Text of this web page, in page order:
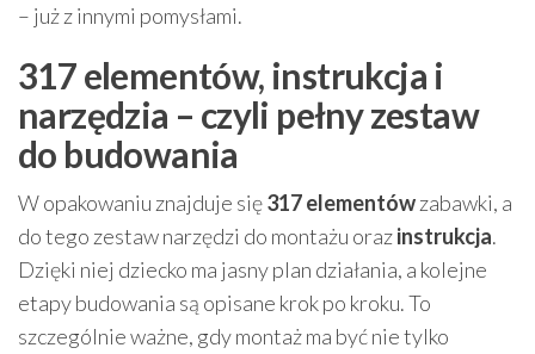
– już z innymi pomysłami.
317 elementów, instrukcja i
narzędzia – czyli pełny zestaw
do budowania
W opakowaniu znajduje się317 elementówzabawki, a
do tego zestaw narzędzi do montażu orazinstrukcja.
Dzięki niej dziecko ma jasny plan działania, a kolejne
etapy budowania są opisane krok po kroku. To
szczególnie ważne, gdy montaż ma być nie tylko